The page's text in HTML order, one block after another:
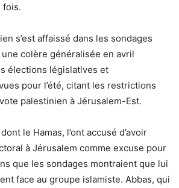
fois.
s’est affaissé dans les sondages
une colère généralisée en avril
élections législatives et
pour l’été, citant les restrictions
palestinien à Jérusalem-Est.
le Hamas, l’ont accusé d’avoir
à Jérusalem comme excuse pour
que les sondages montraient que lui
face au groupe islamiste. Abbas, qui